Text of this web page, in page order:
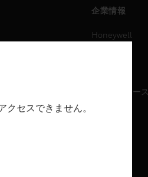
企業情報
Honeywell
プレスリリース
セスできません。